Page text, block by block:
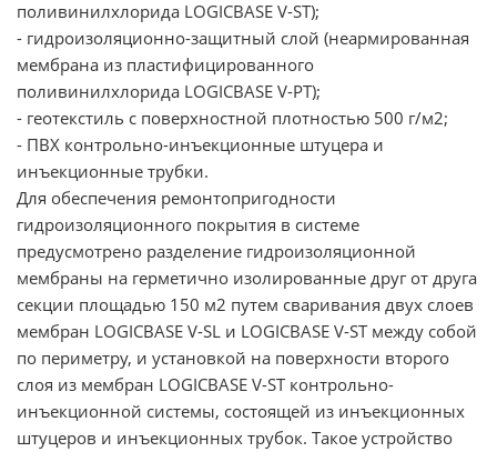
поливинилхлорида LOGICBASE V-SТ);
- гидроизоляционно-защитный слой (неармированная
мембрана из пластифицированного
поливинилхлорида LOGICBASE V-PT);
- геотекстиль с поверхностной плотностью 500 г/м2;
- ПВХ контрольно-инъекционные штуцера и
инъекционные трубки.
Для обеспечения ремонтопригодности
гидроизоляционного покрытия в системе
предусмотрено разделение гидроизоляционной
мембраны на герметично изолированные друг от друга
секции площадью 150 м2 путем сваривания двух слоев
мембран LOGICBASE V-SL и LOGICBASE V-SТ между собой
по периметру, и установкой на поверхности второго
слоя из мембран LOGICBASE V-SТ контрольно-
инъекционной системы, состоящей из инъекционных
штуцеров и инъекционных трубок. Такое устройство